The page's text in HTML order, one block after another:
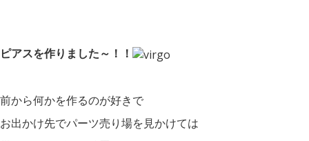
ピアスを作りました～！！
前から何かを作るのが好きで
お出かけ先でパーツ売り場を見かけては